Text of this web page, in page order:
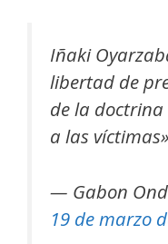
Iñaki
libertad de
de la
a las
— Gabon
19 de marzo